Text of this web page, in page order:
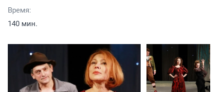
Время:
140 мин.